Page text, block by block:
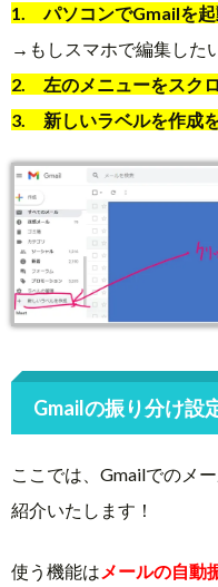
1. パソコンでGmailを起
→もしスマホで編集した
2. 左のメニューをスク
3. 新しいラベルを作成
Gmailの振り分け設
ここでは、Gmailでのメ
紹介いたします！
使う機能は メールの自動